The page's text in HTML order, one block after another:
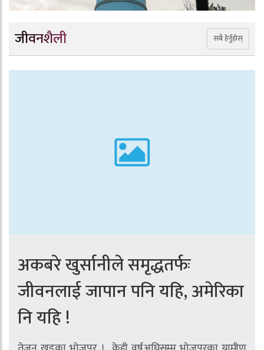
जीवनशैली सबै हेर्नुहोस्
अकबरे खुर्सानीले समृद्धतर्फः
जीवनलाई जापान पनि यहि, अमेरिका
नि यहि !